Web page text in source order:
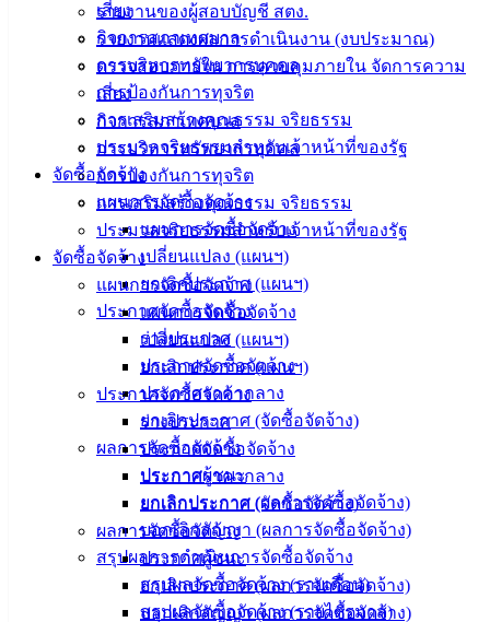
เสี่ยง
กิจการสภาเทศบาล
การบริหารทรัพยากรบุคคล
การป้องกันการทุจริต
การเสริมสร้างคุณธรรม จริยธรรม
ประมวลจริยธรรมสำหรับเจ้าหน้าที่ของรัฐ
จัดซื้อจัดจ้าง
แผนการจัดซื้อจัดจ้าง
แผนการจัดซื้อจัดจ้าง
เปลี่ยนแปลง (แผนฯ)
ยกเลิกประกาศ (แผนฯ)
ประกาศจัดซื้อจัดจ้าง
ร่างประกาศ
ประกาศจัดซื้อจัดจ้าง
ประกาศราคากลาง
ยกเลิกประกาศ (จัดซื้อจัดจ้าง)
ผลการจัดซื้อจัดจ้าง
ประกาศผู้ชนะ
ยกเลิกประกาศ (ผลการจัดซื้อจัดจ้าง)
บอกเลิกสัญญา (ผลการจัดซื้อจัดจ้าง)
สรุปผลการดำเนินการจัดซื้อจัดจ้าง
สรุปผลจัดซื้อจัดจ้าง (รายเดือน)
สรุปผลจัดซื้อจัดจ้าง (รายไตรมาส)
รายงานของผู้สอบบัญชี สตง.
รายงานแสดงผลการดำเนินงาน (งบประมาณ)
ตรวจสอบภายใน การควบคุมภายใน จัดการความ
เสี่ยง
กิจการสภาเทศบาล
การบริหารทรัพยากรบุคคล
การป้องกันการทุจริต
การเสริมสร้างคุณธรรม จริยธรรม
ประมวลจริยธรรมสำหรับเจ้าหน้าที่ของรัฐ
จัดซื้อจัดจ้าง
แผนการจัดซื้อจัดจ้าง
แผนการจัดซื้อจัดจ้าง
เปลี่ยนแปลง (แผนฯ)
ยกเลิกประกาศ (แผนฯ)
ประกาศจัดซื้อจัดจ้าง
ร่างประกาศ
ประกาศจัดซื้อจัดจ้าง
ประกาศราคากลาง
ยกเลิกประกาศ (จัดซื้อจัดจ้าง)
ผลการจัดซื้อจัดจ้าง
ประกาศผู้ชนะ
ยกเลิกประกาศ (ผลการจัดซื้อจัดจ้าง)
บอกเลิกสัญญา (ผลการจัดซื้อจัดจ้าง)
142-100-104
บริการ
ประชาชน
ดาวน์โหลด
แบบ
ฟอร์ม,
เอกสาร
คู่มือ
สำหรับ
ประชาชน/
ปฏิบัติ
ข่าวสาร
ข้อมูล
ข่าวสาร
อิเล็กทรอนิกส์